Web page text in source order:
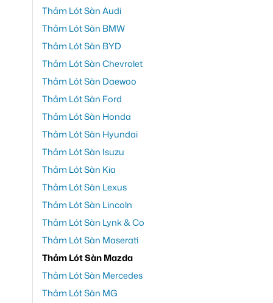
Thảm Lót Sàn Audi
Thảm Lót Sàn BMW
Thảm Lót Sàn BYD
Thảm Lót Sàn Chevrolet
Thảm Lót Sàn Daewoo
Thảm Lót Sàn Ford
Thảm Lót Sàn Honda
Thảm Lót Sàn Hyundai
Thảm Lót Sàn Isuzu
Thảm Lót Sàn Kia
Thảm Lót Sàn Lexus
Thảm Lót Sàn Lincoln
Thảm Lót Sàn Lynk & Co
Thảm Lót Sàn Maserati
Thảm Lót Sàn Mazda
Thảm Lót Sàn Mercedes
Thảm Lót Sàn MG